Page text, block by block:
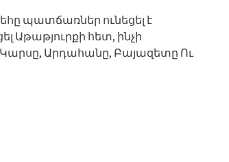
պատճառներ ունեցել է
Աթաթյուրքի հետ, ինչի
Արդահանը, Բայազետը Ու